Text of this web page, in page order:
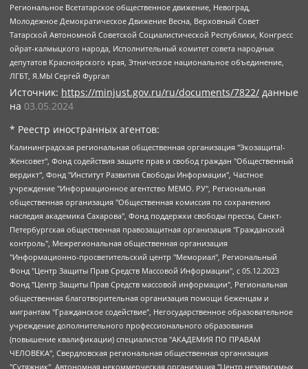
Региональное Всетатарское общественное движение, Невоград,
Молодежное Демократическое Движение Весна, Верховный Совет
Татарской Автономной Советской Социалистической Республики, Конгресс
ойрат-калмыцкого народа, Исполнительный комитет совета народных
депутатов Красноярского края, Этническое национальное объединение,
ЛГБТ, Я.МЫ Сергей Фургал
Источник: https://minjust.gov.ru/ru/documents/7822/ данные
на 03.05.2024
* Реестр иностранных агентов:
Калининградская региональная общественная организация "Экозащита!-Женсовет", Фонд содействия защите прав и свобод граждан "Общественный вердикт", Фонд "Институт Развития Свободы Информации", Частное учреждение "Информационное агентство МЕМО. РУ", Региональная общественная организация "Общественная комиссия по сохранению наследия академика Сахарова", Фонд поддержки свободы прессы, Санкт-Петербургская общественная правозащитная организация "Гражданский контроль", Межрегиональная общественная организация "Информационно-просветительский центр "Мемориал", Региональный Фонд "Центр Защиты Прав Средств Массовой Информации", с 05.12.2023 Фонд "Центр Защиты Прав Средств массовой информации", Региональная общественная благотворительная организация помощи беженцам и мигрантам "Гражданское содействие", Негосударственное образовательное учреждение дополнительного профессионального образования (повышение квалификации) специалистов "АКАДЕМИЯ ПО ПРАВАМ ЧЕЛОВЕКА", Свердловская региональная общественная организация "Сутяжник", Автономная некоммерческая организация "Центр независимых социологических исследований", Союз общественных объединений "Российский исследовательский центр по правам человека", Региональное общественное учреждение научно-информационный центр "МЕМОРИАЛ", Некоммерческая организация "Фонд защиты гласности", Автономная некоммерческая организация "Институт прав человека", Городская общественная организация "Екатеринбургское общество "МЕМОРИАЛ", Городская общественная организация "Рязанское историко-просветительское и правозащитное общество "Мемориал" (Рязанский Мемориал), Челябинский региональный орган общественной самодеятельности – женское общественное объединение "Женщины Евразии", Челябинский региональный орган общественной самодеятельности "Уральская правозащитная группа", Фонд содействия защите здоровья и социальной справедливости имени Андрея Рылькова, Автономная Некоммерческая Организация "Аналитический Центр Юрия Левады", Автономная некоммерческая организация социальной поддержки населения "Проект Апрель", Региональная общественная организация помощи женщинам и детям, находящимся в кризисной ситуации "Информационно-методический центр "Анна", Фонд содействия развитию массовых коммуникаций и правовому просвещению "Так-так-Так", Фонд содействия устойчивому развитию "Серебряная тайга", Свердловский региональный общественный фонд социальных проектов "Новое время", "Idel.Реалии", Кавказ.Реалии, Крым.Реалии, Телеканал Настоящее Время, Татаро-башкирская служба Радио Свобода (Azatliq Radiosi), Радио Свободная Европа/Радио Свобода (PCE/PC), "Сибирь.Реалии", "Фактограф", Благотворительный фонд помощи осужденным и их семьям, Автономная некоммерческая организация "Институт глобализации и социальных движений", Фонд "В защиту прав заключенных", Частное учреждение "Центр поддержки и содействия развитию средств массовой информации", Пензенский региональный общественный благотворительный фонд "Гражданский союз", "Север.Реалии", Некоммерческая организация Фонд "Правовая инициатива", Общество с ограниченной ответственностью "Радио Свободная Европа/Радио Свобода", Чешское информационное агентство "MEDIUM-ORIENT", Красноярская региональная общественная организация "Мы против СПИДа", Камалягин Денис Николаевич, Маркелов Сергей Евгеньевич, Пономарев Лев Александрович, Савицкая Людмила Алексеевна, Автономная некоммерческая организация "Центр по работе с проблемой насилия "НАСИЛИЮ.НЕТ", Межрегиональный профессиональный союз работников здравоохранения "Альянс врачей", Юридическое лицо, зарегистрированное в Латвийской Республике, SIA "Medusa Project" (регистрационный номер 40103797863, дата регистрации 10.06.2014), Некоммерческая организация "Фонд по борьбе с коррупцией", Автономная некоммерческая организация "Институт права и публичной политики", Баданин Роман Сергеевич, Гликин Максим Александрович, Железнова Мария Михайловна, Лукьянова Юлия Сергеевна, Маетная Елизавета Витальевна, Маняхин Петр Борисович, Чуракова Ольга Владимировна, Ярош Юлия Петровна, Юридическое лицо "The Insider SIA", зарегистрированное в Риге, Латвийская Республика (дата регистрации 26.06.2015), являющееся администратором доменного имени интернет-издания "The Insider SIA", https://theins.ru, Постернак Алексей Евгеньевич, Рубин Михаил Аркадьевич, Анин Роман Александрович, Юридическое лицо Istories fonds, зарегистрированное в Латвийской Республике (регистрационный номер 50008295751, дата регистрации 24.02.2020), Великовский Дмитрий Александрович, Долинина Ирина Николаевна, Мароховская Алеся Алексеевна, Шлейнов Роман Юрьевич, Шмагун Олеся Валентиновна, Общество с ограниченной ответственностью "Альтаир 2021", Общество с ограниченной ответственностью "Вега 2021", Общество с ограниченной ответственностью "Главный редактор 2021", Общество с ограниченной ответственностью "Ромашки монолит", Важенков Артем Валерьевич, Ивановская областная общественная организация "Центр гендерных исследований", Гурман Юрий Альбертович, Медиапроект "ОВД-Инфо", Егоров Владимир Владимирович, Жилинский Владимир Александрович, Общество с ограниченной ответственностью "ЗП", Иванова София Юрьевна, Карезина Инна Павловна, Кильтау Екатерина Викторовна, Петров Алексей Викторович, Пискунов Сергей Евгеньевич, Смирнов Сергей Сергеевич, Тихонов Михаил Сергеевич, Общество с ограниченной ответственностью "ЖУРНАЛИСТ-ИНОСТРАННЫЙ АГЕНТ", Арапова Галина Юрьевна, Вольтская Татьяна Анатольевна, Американская компания "Mason G.E.S. Anonymous Foundation" (США), являющаяся владельцем интернет-издания https://mnews.world/, Компания "Stichting Bellingcat", зарегистрированная в Нидерландах (дата регистрации 11.07.2018), Захаров Андрей Вячеславович, Клепиковская Екатерина Дмитриевна, Общество с ограниченной ответственностью "МЕМО", Перл Роман Александрович, Симонов Евгений Алексеевич, Соловьева Елена Анатольевна, Сотников Даниил Владимирович, Сурначева Елизавета Дмитриевна, Автономная некоммерческая организация по защите прав человека и информированию населения "Якутия – Наше Мнение", Общество с ограниченной ответственностью "Москоу диджитал медиа", с 26.01.2023 Общество с ограниченной ответственностью "Чайка Белые сады", Ветошкина Валерия Валерьевна, Заговора Максим Александрович, Межрегиональное общественное движение "Российская ЛГБТ - сеть", Оленичев Максим Владимирович, Павлов Иван Юрьевич, Скворцова Елена Сергеевна, Общество с ограниченной ответственностью "Как бы инагент", Кочетков Игорь Викторович, Общество с ограниченной ответственностью "Честные выборы", Еланчик Олег Александрович, Общество с ограниченной ответственностью "Нобелевский призыв", Гималова Регина Эмилевна, Григорьев Андрей Валерьевич, Григорьева Алина Александровна, Ассоциация по содействию защите прав призывников, альтернативнослужащих и военнослужащих "Правозащитная группа "Гражданин.Армия.Право", Хисамова Регина Фаритовна, Автономная некоммерческая организация по реализации социально-правовых программ "Лилит", Дальневосточное общественное движение "Маяк", Санкт-Петербургская ЛГБТ-инициативная группа "Выход", Инициативная группа ЛГБТ+ "Реверс", Алексеев Андрей Викторович, Бекбулатова Таисия Львовна, Беляев Иван Михайлович, Владыкина Елена Сергеевна, Гельман Марат Александрович, Никульшина Вероника Юрьевна, Толоконникова Надежда Андреевна, Шендерович Виктор Анатольевич, Общество с ограниченной ответственностью "Данное сообщение", Общество с ограниченной ответственностью Издательский дом "Новая глава", Айнбиндер Александра Александровна, Московский комьюнити-центр для ЛГБТ+инициатив, Благотворительный фонд развития филантропии, Deutsche Welle (Германия, Kurt-Schumacher-Strasse 3, 53113 Bonn), Борзунова Мария Михайловна, Воробьев Виктор Викторович, Голубева Анна Львовна, Константинова Алла Михайловна, Малкова Ирина Владимировна, Мурадов Мурад Абдулгалимович, Осетинская Елизавета Николаевна, Понасенков Евгений Николаевич, Ганапольский Матвей Юрьевич, Киселев Евгений Алексеевич, Борухович Ирина Григорьевна, Дремин Иван Тимофеевич, Дубровский Дмитрий Викторович, Красноярская региональная общественная организация поддержки и развития альтернативных образовательных технологий и межкультурных коммуникаций "ИНТЕРРА", Маяковская Екатерина Алексеевна, Фейгин Марк Захарович, Филимонов Андрей Викторович, Дзугкоева Регина Николаевна, Доброхотов Роман Александрович, Дудь Юрий Александрович, Елкин Сергей Владимирович, Кругликов Кирилл Игоревич, Сабунаева Мария Леонидовна, Семенов Алексей Владимирович, Шаинян Карен Багратович, Шульман Екатерина Михайловна, Асафьев Артур Валерьевич, Вахштайн Виктор Семенович, Венедиктов Алексей Алексеевич, Лушникова Екатерина Евгеньевна, Волков Леонид Михайлович, Невзоров Александр Глебович, Пархоменко Сергей Борисович, Сироткин Ярослав Николаевич, Кара-Мурза Владимир Владимирович, Баранова Наталья Владимировна, Гозман Леонид Яковлевич, Кагарлицкий Борис Юльевич, Климарев Михаил Валерьевич, Милов Владимир Станиславович, Автономная некоммерческая организация Краснодарский центр современного искусства "Типография", Моргенштерн Алишер Тагирович, Соболь Любовь Эдуардовна, Общество с ограниченной ответственностью "ЛИЗА НОРМ", Каспаров Гарри Кимович, Ходорковский Михаил Борисович, Общество с ограниченной ответственностью "Апрельские тезисы", Данилович Ирина Брониславовна, Кашин Олег Владимирович, Петров Николай Владимирович, Пивоваров Алексей Владимирович, Соколов Михаил Владимирович, Цветкова Юлия Владимировна, Чичваркин Евгений Александрович, Комитет против пыток/Команда против пыток, Общество с ограниченной ответственностью "Первый научный", Общество с ограниченной ответственностью "Вертолет и ко", Белоцерковская Вероника Борисовна, Кац Максим Евгеньевич, Лазарева Татьяна Юрьевна, Шаведдинов Руслан Табризович, Яшин Илья Валерьевич, Общество с ограниченной ответственностью "Иноагент ААВ", Алешковский Дмитрий Петрович, Альбац Евгения Марковна, Быков Дмитрий Львович, Галямина Юлия Евгеньевна, Лойко Сергей Леонидович, Мартынов Кирилл Константинович, Медведев Сергей Александрович, Крашенинников Федор Геннадиевич, Гордеева Катерина Вл